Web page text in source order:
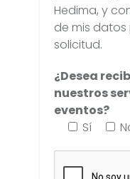
Hedima, y
de mis
solicitud.
¿Desea
nuestros
eventos?
Sí